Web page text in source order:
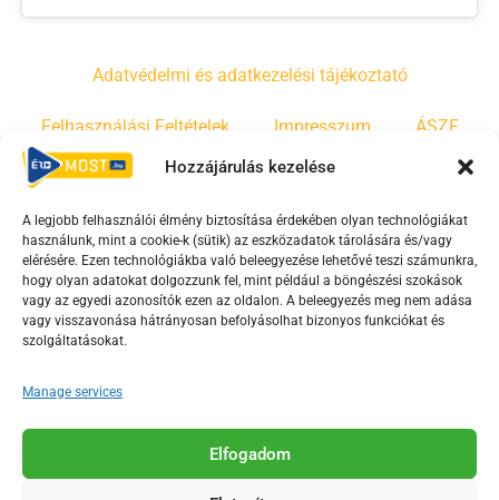
Hozzájárulás kezelése
A legjobb felhasználói élmény biztosítása érdekében olyan technológiákat
használunk, mint a cookie-k (sütik) az eszközadatok tárolására és/vagy
elérésére. Ezen technológiákba való beleegyezése lehetővé teszi számunkra,
hogy olyan adatokat dolgozzunk fel, mint például a böngészési szokások
vagy az egyedi azonosítók ezen az oldalon. A beleegyezés meg nem adása
vagy visszavonása hátrányosan befolyásolhat bizonyos funkciókat és
szolgáltatásokat.
Manage services
Elfogadom
Adatvédelmi és adatkezelési tájékoztató
Felhasználási Feltételek Impresszum ÁSZF
Irányelvek Moderálási szabályzat
F
a
c
e
o
o
-
Y
o
u
t
b
e
s
T
i
k
Az Érd Média médiaszolgáltatási tevékenységét a
Médiatanács a Magyar Média Mecenatúra program